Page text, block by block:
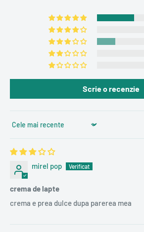
Scrie o recenzie
Sort by
mirel pop
crema de lapte
crema e prea dulce dupa parerea mea